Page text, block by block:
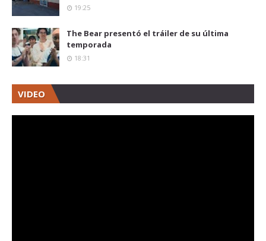
19:25
The Bear presentó el tráiler de su última
temporada
18:31
VIDEO